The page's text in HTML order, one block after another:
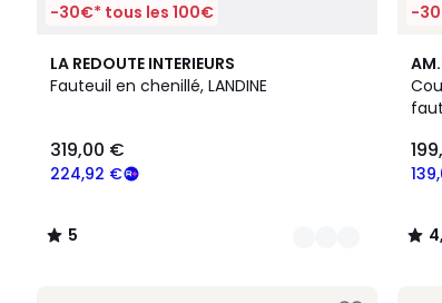
-30€* tous les 100€
LA REDOUTE INTERIEURS
Fauteuil en chenillé, LANDINE
224,92 €
319,00 €
5
/
2
Couleurs
5
/
-
/ 5
3
/